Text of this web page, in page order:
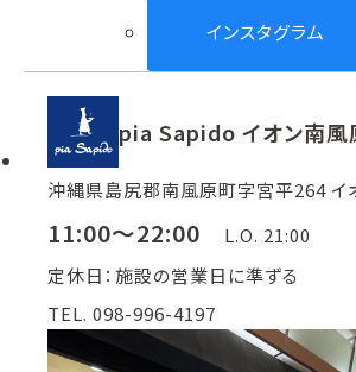
インスタグラム
pia Sapido イオン南風
沖縄県島尻郡南風原町字宮平264 イ
11:00～22:00
L.O. 21:00
定休日：施設の営業日に準ずる
TEL. 098-996-4197